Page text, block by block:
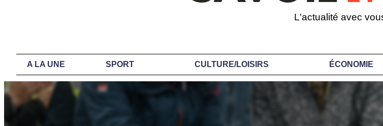
L'actualité avec
A LA UNE SPORT CULTURE/LOISIRS ÉCONOMIE